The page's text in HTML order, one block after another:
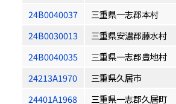
24B0040037
三重県一志郡本村
24B0030013
三重県安濃郡藤水村
24B0040035
三重県一志郡豊地村
24213A1970
三重県久居市
24401A1968
三重県一志郡久居町